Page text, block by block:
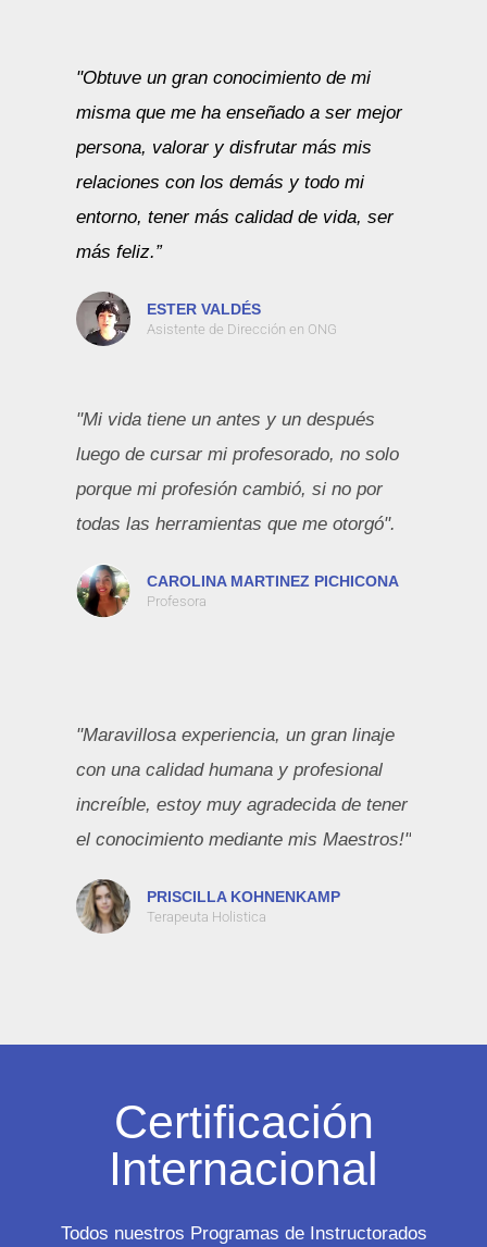
"Obtuve un gran conocimiento de mi
misma que me ha enseñado a ser mejor
persona, valorar y disfrutar más mis
relaciones con los demás y todo mi
entorno, tener más calidad de vida, ser
más feliz.”
ESTER VALDÉS
Asistente de Dirección en ONG
"Mi vida tiene un antes y un después
luego de cursar mi profesorado, no solo
porque mi profesión cambió, si no por
todas las herramientas que me otorgó".
CAROLINA MARTINEZ PICHICONA
Profesora
"Maravillosa experiencia, un gran linaje
con una calidad humana y profesional
increíble, estoy muy agradecida de tener
el conocimiento mediante mis Maestros!"
PRISCILLA KOHNENKAMP
Terapeuta Holistica
Certificación
Internacional
Todos nuestros Programas de Instructorados